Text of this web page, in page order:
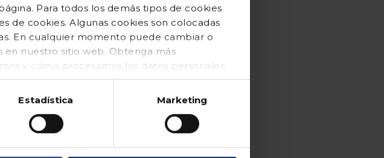
Para todos los demás tipos de cookies
de cookies. Algunas cookies son colocadas
En cualquier momento puede cambiar o
en nuestro sitio web. Obtenga más
y cómo procesamos los datos personales
policy.html)
Estadística Marketing